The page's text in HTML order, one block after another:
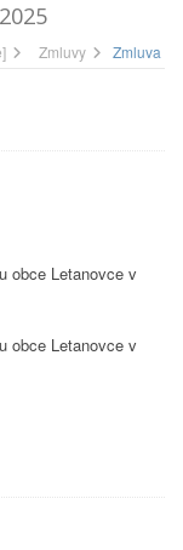
Zmluvy Zmluva
obce Letanovce v
obce Letanovce v